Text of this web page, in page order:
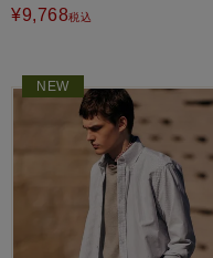
¥9,768税込
NEW